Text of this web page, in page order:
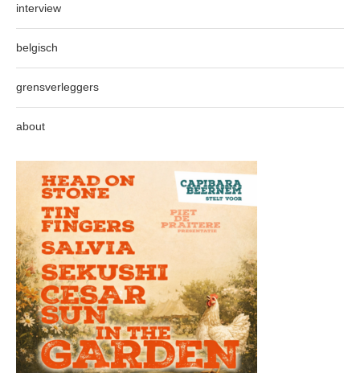
interview
belgisch
grensverleggers
about